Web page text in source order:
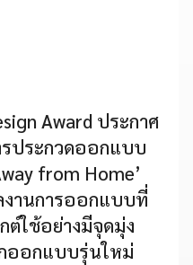
Award ประกาศ
ประกวดออกแบบ
from Home’
งานการออกแบบที่
ต์ใช้อย่างมีจุดมุ่ง
ออกแบบรุ่นใหม่